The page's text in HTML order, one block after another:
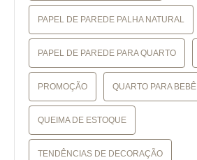
PAPEL DE PAREDE PALHA NATURAL
PAPEL DE PAREDE PARA QUARTO
PROMOÇÃO QUARTO PARA BEBÊ
QUEIMA DE ESTOQUE
TENDÊNCIAS DE DECORAÇÃO